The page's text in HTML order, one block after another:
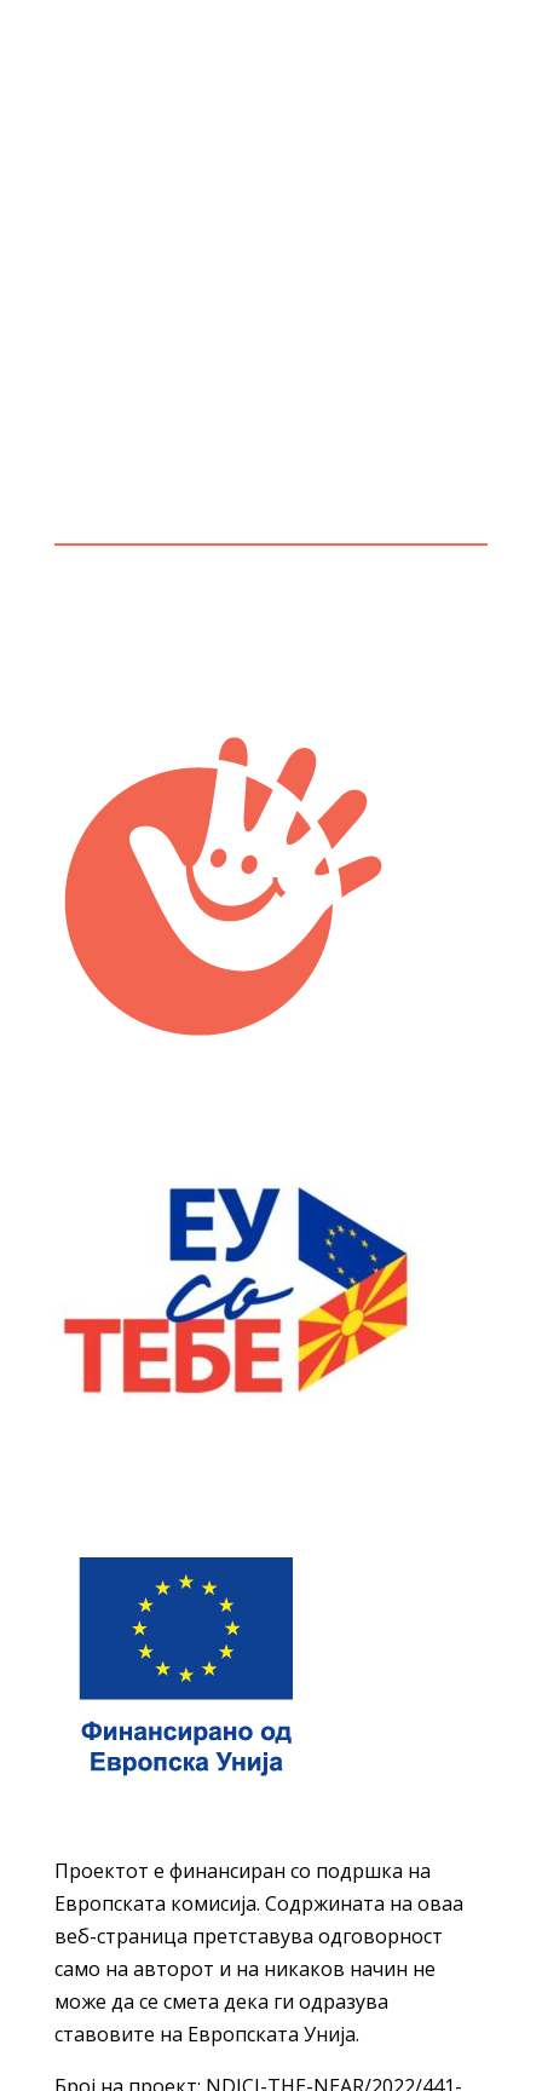
Проектот е финансиран со подршка на
Европската комисија. Содржината на оваа
веб-страница претставува одговорност
само на авторот и на никаков начин не
може да се смета дека ги одразува
ставовите на Европската Унија.